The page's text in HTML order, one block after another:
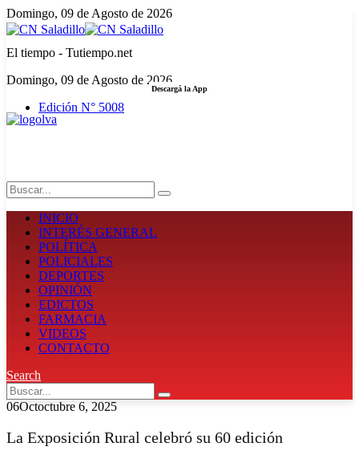
Domingo, 09 de Agosto de 2026
El tiempo - Tutiempo.net
Domingo, 09 de Agosto de 2026
Edición N° 5008
Descargá la App
INICIO
INTERÉS GENERAL
POLÍTICA
POLICIALES
DEPORTES
OPINIÓN
EDICTOS
FARMACIA
VIDEOS
CONTACTO
Search
06Octoctubre 6, 2025
La Exposición Rural celebró su 60 edición